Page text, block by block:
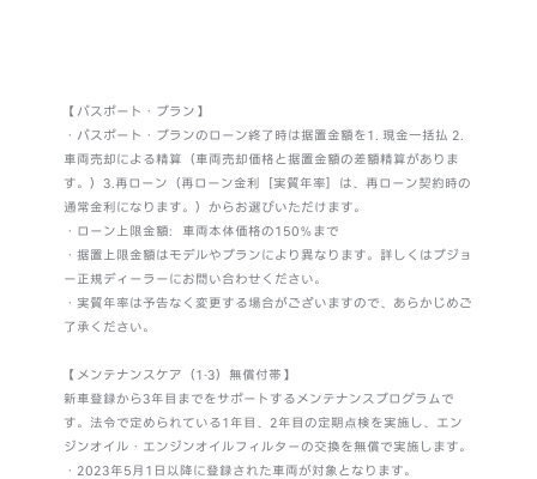
【パスポート・プラン】
・パスポート・プランのローン終了時は据置金額を1. 現金一括払 2.
車両売却による精算（車両売却価格と据置金額の差額精算がありま
す。）3.再ローン（再ローン金利［実質年率］は、再ローン契約時の
通常金利になります。）からお選びいただけます。
・ローン上限金額：車両本体価格の150％まで
・据置上限金額はモデルやプランにより異なります。詳しくはプジョ
ー正規ディーラーにお問い合わせください。
・実質年率は予告なく変更する場合がございますので、あらかじめご
了承ください。
【メンテナンスケア（1-3）無償付帯】
新車登録から3年目までをサポートするメンテナンスプログラムで
す。法令で定められている1年目、2年目の定期点検を実施し、エン
ジンオイル・エンジンオイルフィルターの交換を無償で実施します。
・2023年5月1日以降に登録された車両が対象となります。